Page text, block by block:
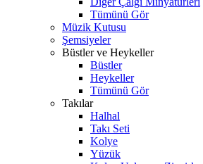
Tümünü Gör
Müzik Kutusu
Şemsiyeler
Büstler ve Heykeller
Büstler
Heykeller
Tümünü Gör
Takılar
Halhal
Takı Seti
Kolye
Yüzük